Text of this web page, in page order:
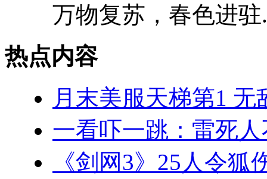
万物复苏，春色进驻
热点内容
月末美服天梯第1 无
一看吓一跳：雷死
《剑网3》25人令狐